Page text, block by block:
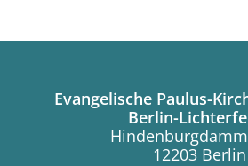
Evangelische Paulus-
Berlin-
12203 Berlin